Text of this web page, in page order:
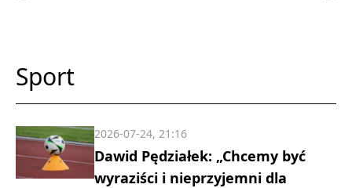
Sport
Dawid Pędziałek: „Chcemy być
wyraziści i nieprzyjemni dla
2026-07-24, 21:16